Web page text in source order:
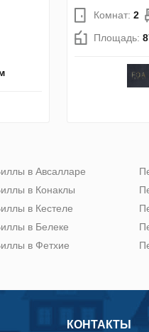
Комнат: 2
Площадь:
в Авсалларе
в Конаклы
в Кестеле
в Белеке
в Фетхие
КОНТАКТЫ